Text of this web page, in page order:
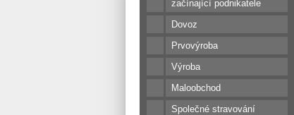
začínající podnikatele
Dovoz
Prvovýroba
Výroba
Maloobchod
Společné stravování